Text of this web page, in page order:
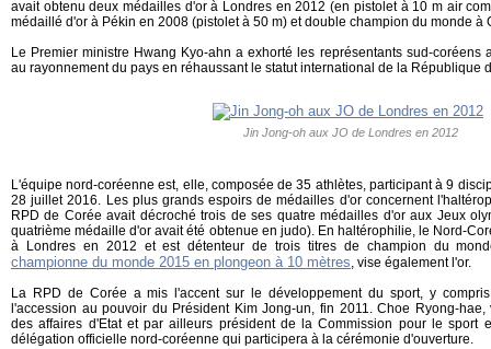
avait obtenu deux médailles d'or à Londres en 2012 (en pistolet à 10 m air
médaillé d'or à Pékin en 2008 (pistolet à 50 m) et double champion du monde à
Le Premier ministre Hwang Kyo-ahn a exhorté les représentants sud-coréens
au rayonnement du pays en réhaussant le statut international de la République
Jin Jong-oh aux JO de Londres en 2012
L'équipe nord-coréenne est, elle, composée de 35 athlètes, participant à 9
28 juillet 2016. Les plus grands espoirs de médailles d'or concernent
RPD de Corée avait décroché trois de ses quatre médailles d'or aux Jeux
quatrième médaille d'or avait été obtenue en judo). En haltérophilie, le Nord-
à Londres en 2012 et est détenteur de trois titres de champion du
championne du monde 2015 en plongeon à 10 mètres, vise également l'or.
La RPD de Corée a mis l'accent sur le développement du sport, y
l'accession au pouvoir du Président Kim Jong-un, fin 2011. Choe Ryong-
des affaires d'Etat et par ailleurs président de la Commission pour le sport
délégation officielle nord-coréenne qui participera à la cérémonie d'ouverture.